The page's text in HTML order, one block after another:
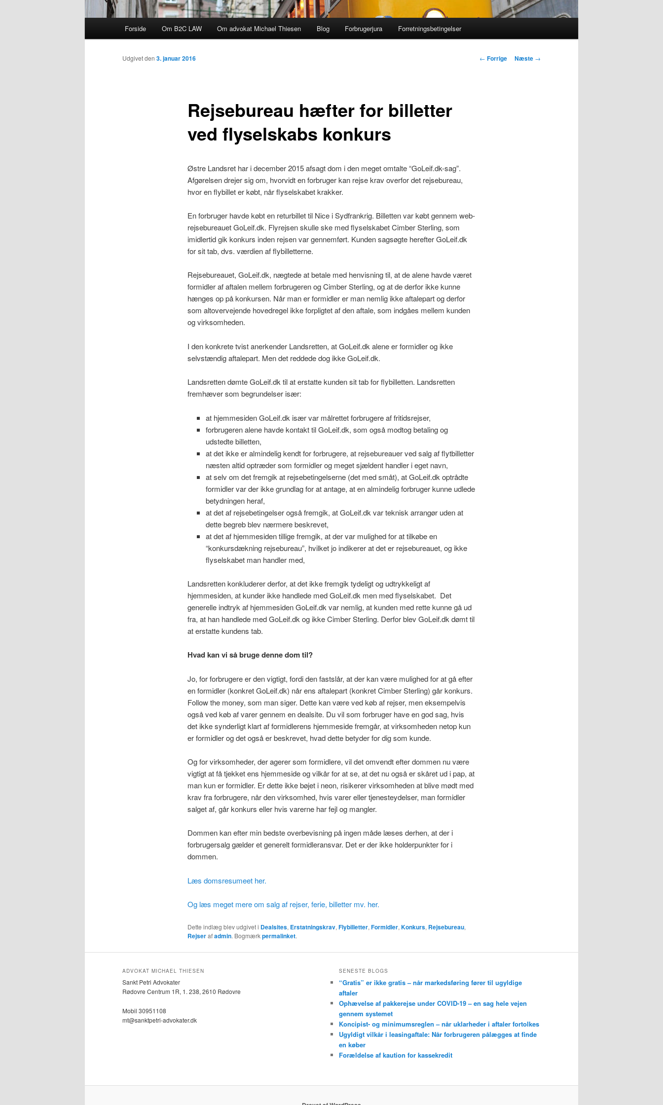
Forside Om B2C LAW Om advokat Michael Thiesen Blog Forbrugerjura Forretningsbetingelser
Indlægsnavigation
← Forrige Næste →
Rejsebureau hæfter for billetter
ved flyselskabs konkurs
Udgivet den 3. januar 2016
Østre Landsret har i december 2015 afsagt dom i den meget omtalte “GoLeif.dk-sag”.
Afgørelsen drejer sig om, hvorvidt en forbruger kan rejse krav overfor det rejsebureau,
hvor en flybillet er købt, når flyselskabet krakker.
En forbruger havde købt en returbillet til Nice i Sydfrankrig. Billetten var købt gennem web-
rejsebureauet GoLeif.dk. Flyrejsen skulle ske med flyselskabet Cimber Sterling, som
imidlertid gik konkurs inden rejsen var gennemført. Kunden sagsøgte herefter GoLeif.dk
for sit tab, dvs. værdien af flybilletterne.
Rejsebureauet, GoLeif.dk, nægtede at betale med henvisning til, at de alene havde været
formidler af aftalen mellem forbrugeren og Cimber Sterling, og at de derfor ikke kunne
hænges op på konkursen. Når man er formidler er man nemlig ikke aftalepart og derfor
som altovervejende hovedregel ikke forpligtet af den aftale, som indgåes mellem kunden
og virksomheden.
I den konkrete tvist anerkender Landsretten, at GoLeif.dk alene er formidler og ikke
selvstændig aftalepart. Men det reddede dog ikke GoLeif.dk.
Landsretten dømte GoLeif.dk til at erstatte kunden sit tab for flybilletten. Landsretten
fremhæver som begrundelser især:
at hjemmesiden GoLeif.dk især var målrettet forbrugere af fritidsrejser,
forbrugeren alene havde kontakt til GoLeif.dk, som også modtog betaling og
udstedte billetten,
at det ikke er almindelig kendt for forbrugere, at rejsebureauer ved salg af flytbilletter
næsten altid optræder som formidler og meget sjældent handler i eget navn,
at selv om det fremgik at rejsebetingelserne (det med småt), at GoLeif.dk optrådte
formidler var der ikke grundlag for at antage, at en almindelig forbruger kunne udlede
betydningen heraf,
at det af rejsebetingelser også fremgik, at GoLeif.dk var teknisk arrangør uden at
dette begreb blev nærmere beskrevet,
at det af hjemmesiden tillige fremgik, at der var mulighed for at tilkøbe en
“konkursdækning rejsebureau”, hvilket jo indikerer at det er rejsebureauet, og ikke
flyselskabet man handler med,
Landsretten konkluderer derfor, at det ikke fremgik tydeligt og udtrykkeligt af
hjemmesiden, at kunder ikke handlede med GoLeif.dk men med flyselskabet. Det
generelle indtryk af hjemmesiden GoLeif.dk var nemlig, at kunden med rette kunne gå ud
fra, at han handlede med GoLeif.dk og ikke Cimber Sterling. Derfor blev GoLeif.dk dømt til
at erstatte kundens tab.
Hvad kan vi så bruge denne dom til?
Jo, for forbrugere er den vigtigt, fordi den fastslår, at der kan være mulighed for at gå efter
en formidler (konkret GoLeif.dk) når ens aftalepart (konkret Cimber Sterling) går konkurs.
Follow the money, som man siger. Dette kan være ved køb af rejser, men eksempelvis
også ved køb af varer gennem en dealsite. Du vil som forbruger have en god sag, hvis
det ikke synderligt klart af formidlerens hjemmeside fremgår, at virksomheden netop kun
er formidler og det også er beskrevet, hvad dette betyder for dig som kunde.
Og for virksomheder, der agerer som formidlere, vil det omvendt efter dommen nu være
vigtigt at få tjekket ens hjemmeside og vilkår for at se, at det nu også er skåret ud i pap, at
man kun er formidler. Er dette ikke bøjet i neon, risikerer virksomheden at blive mødt med
krav fra forbrugere, når den virksomhed, hvis varer eller tjenesteydelser, man formidler
salget af, går konkurs eller hvis varerne har fejl og mangler.
Dommen kan efter min bedste overbevisning på ingen måde læses derhen, at der i
forbrugersalg gælder et generelt formidleransvar. Det er der ikke holderpunkter for i
dommen.
Læs domsresumeet her.
Og læs meget mere om salg af rejser, ferie, billetter mv. her.
Dette indlæg blev udgivet i Dealsites, Erstatningskrav, Flybilletter, Formidler, Konkurs, Rejsebureau,
Rejserafadmin. Bogmærkpermalinket.
ADVOKAT MICHAEL THIESEN
Sankt Petri Advokater
Rødovre Centrum 1R, 1. 238, 2610 Rødovre
Mobil 30951108
mt@sanktpetri-advokater.dk
SENESTE BLOGS
“Gratis” er ikke gratis – når markedsføring fører til ugyldige
aftaler
Ophævelse af pakkerejse under COVID-19 – en sag hele vejen
gennem systemet
Koncipist- og minimumsreglen – når uklarheder i aftaler fortolkes
Ugyldigt vilkår i leasingaftale: Når forbrugeren pålægges at finde
en køber
Forældelse af kaution for kassekredit